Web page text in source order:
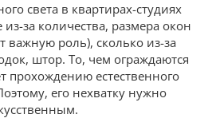
света в квартирах-студиях
за количества, размера окон
важную роль), сколько из-за
штор. То, чем ограждаются
прохождению естественного
его нехватку нужно